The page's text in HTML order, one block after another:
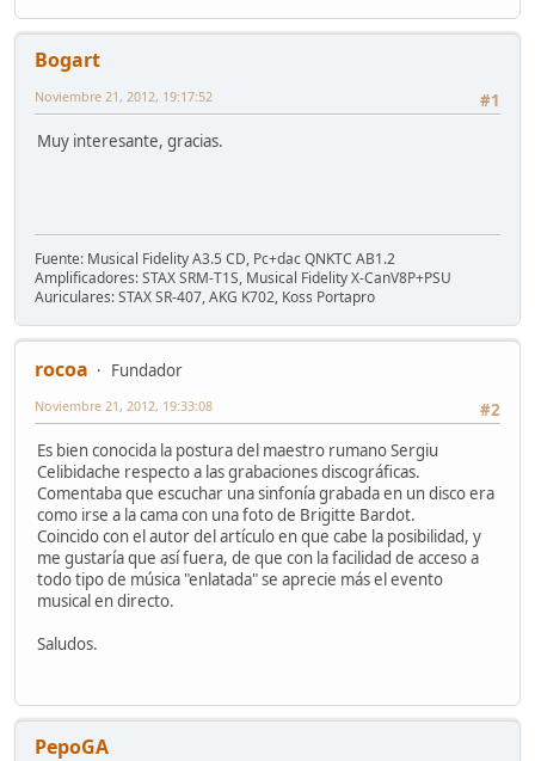
Bogart
#1
Noviembre 21, 2012, 19:17:52
Muy interesante, gracias.
Fuente: Musical Fidelity A3.5 CD, Pc+dac QNKTC AB1.2
Amplificadores: STAX SRM-T1S, Musical Fidelity X-CanV8P+PSU
Auriculares: STAX SR-407, AKG K702, Koss Portapro
rocoa
Fundador
#2
Noviembre 21, 2012, 19:33:08
Es bien conocida la postura del maestro rumano Sergiu
Celibidache respecto a las grabaciones discográficas.
Comentaba que escuchar una sinfonía grabada en un disco era
como irse a la cama con una foto de Brigitte Bardot.
Coincido con el autor del artículo en que cabe la posibilidad, y
me gustaría que así fuera, de que con la facilidad de acceso a
todo tipo de música "enlatada" se aprecie más el evento
musical en directo.
Saludos.
PepoGA